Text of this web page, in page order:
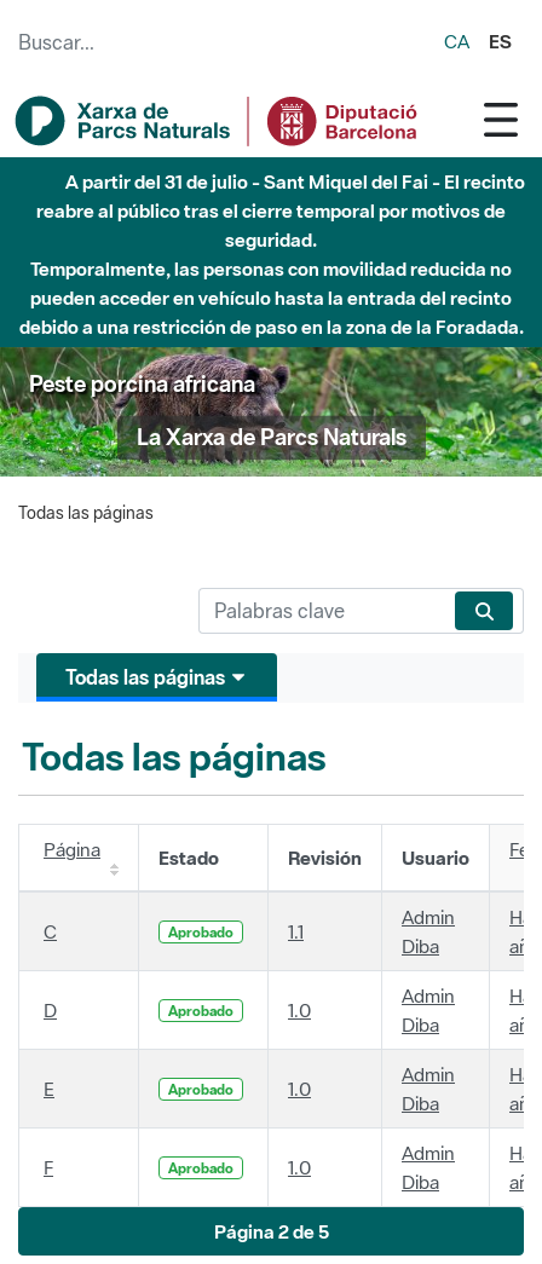
CA ES
A partir del 31 de julio - Sant Miquel del Fai - El recinto
reabre al público tras el cierre temporal por motivos de
seguridad.
Temporalmente, las personas con movilidad reducida no
pueden acceder en vehículo hasta la entrada del recinto
debido a una restricción de paso en la zona de la Foradada.
Peste porcina africana
La Xarxa de Parcs Naturals
Todas las páginas
Todas las páginas
Todas las páginas
Página Estado Revisión Usuario
C Aprobado 1.1
Admin
Diba
D Aprobado 1.0
Admin
Diba
E Aprobado 1.0
Admin
Diba
F Aprobado 1.0
Admin
Diba
Página 2 de 5